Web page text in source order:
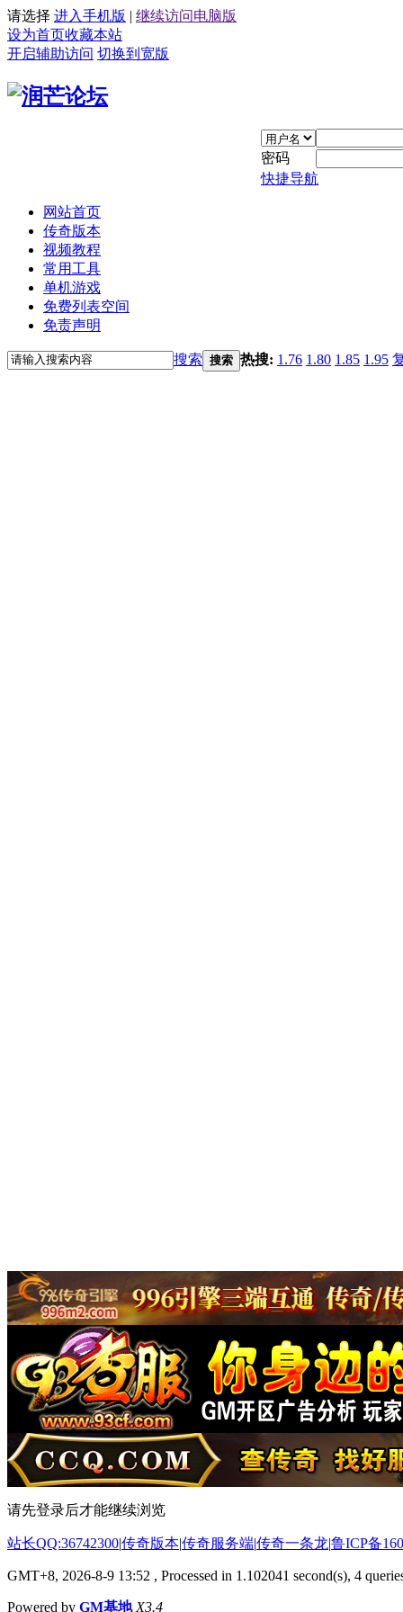
请选择 进入手机版 | 继续访问电脑版
设为首页收藏本站
开启辅助访问 切换到宽版
密码
快捷导航
网站首页
传奇版本
视频教程
常用工具
单机游戏
免费列表空间
免责声明
搜索 搜索 热搜: 1.76 1.80 1.85 1.95
请先登录后才能继续浏览
站长QQ:36742300|传奇版本|传奇服务端|传奇一条龙|鲁ICP备
GMT+8, 2026-8-9 13:52 , Processed in 1.102041 second(s), 4
Powered by GM基地 X3.4